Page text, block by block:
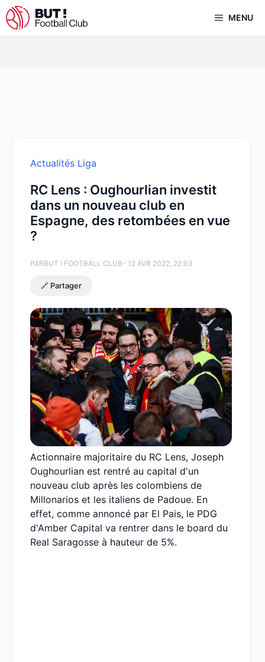
Aller
au
MENU
Actualités Liga
RC Lens : Oughourlian investit
dans un nouveau club en
Espagne, des retombées en vue
?
PARBUT ! FOOTBALL CLUB- 12 AVR 2022, 22:03
🔗 Partager
Actionnaire majoritaire du RC Lens, Joseph
Oughourlian est rentré au capital d'un
nouveau club après les colombiens de
Millonarios et les italiens de Padoue. En
effet, comme annoncé par El Pais, le PDG
d'Amber Capital va rentrer dans le board du
Real Saragosse à hauteur de 5%.